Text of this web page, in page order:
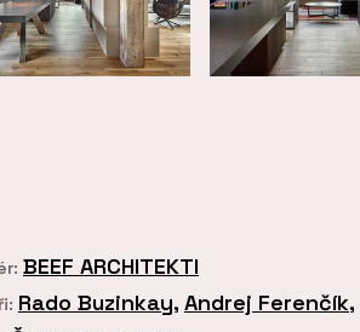
BEEF ARCHITEKTI
Rado Buzinkay, Andrej Ferenčík,